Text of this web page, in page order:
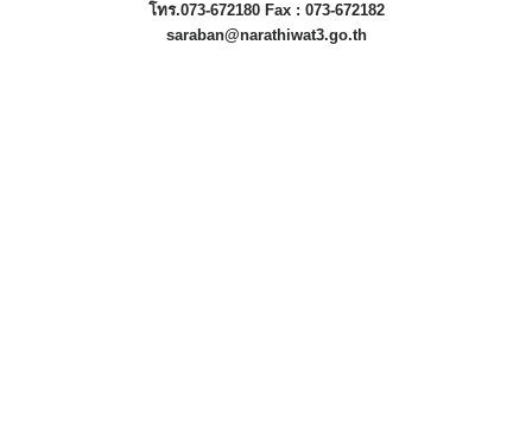
โทร.073-672180 Fax : 073-672182
saraban@narathiwat3.go.th